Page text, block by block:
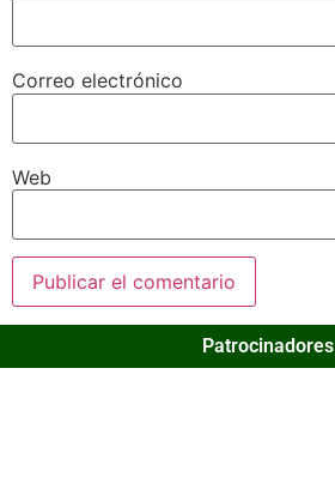
Correo electrónico
Web
Patrocinadores